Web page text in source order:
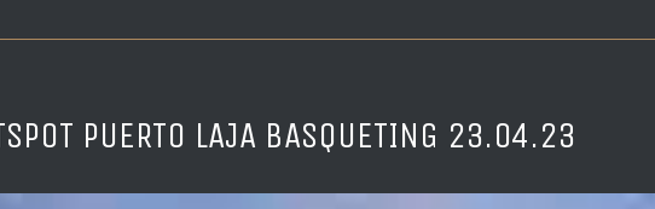
PUERTO LAJA BASQUETING 23.04.23